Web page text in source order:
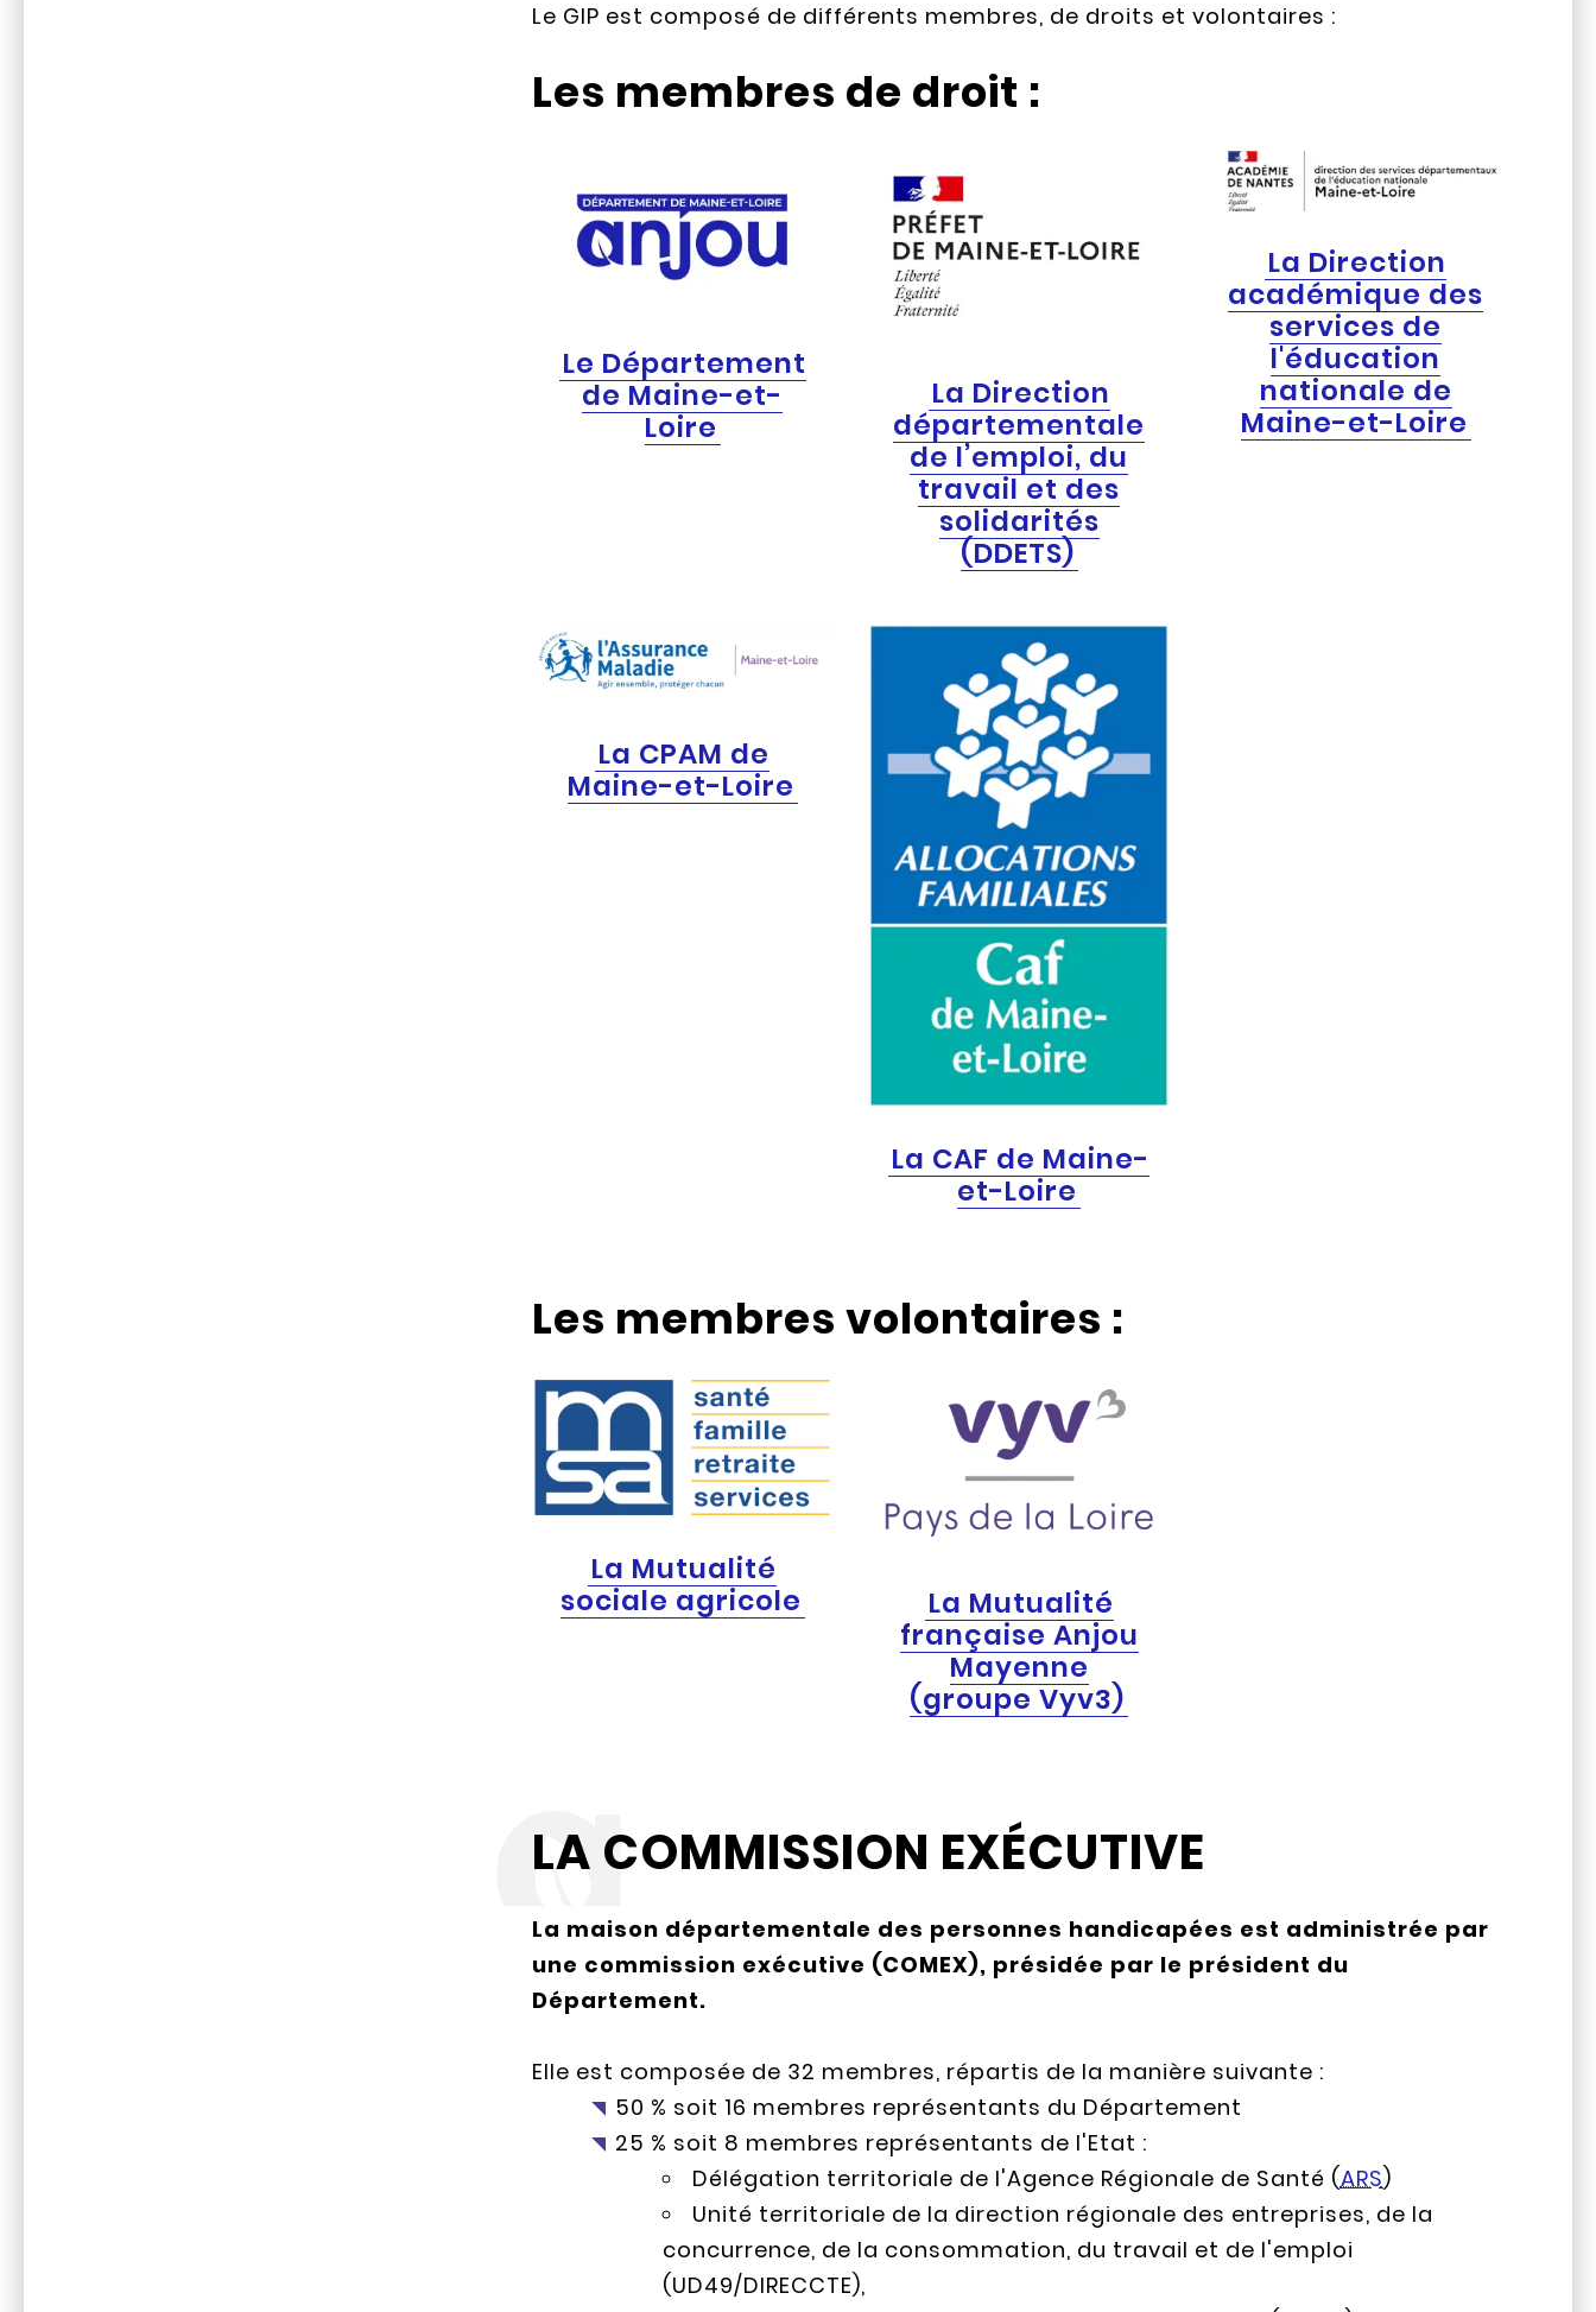
Le GIP est composé de différents membres, de droits et volontaires :
Les membres de droit :
Le Département
de Maine-et-
Loire
La Direction
départementale
de l’emploi, du
travail et des
solidarités
(DDETS)
La Direction
académique des
services de
l'éducation
nationale de
Maine-et-Loire
La CPAM de
Maine-et-Loire
La CAF de Maine-
et-Loire
Les membres volontaires :
La Mutualité
sociale agricole
La Mutualité
française Anjou
Mayenne
(groupe Vyv3)
LA COMMISSION EXÉCUTIVE
La maison départementale des personnes handicapées est administrée par
une commission exécutive (COMEX), présidée par le président du
Département.
Elle est composée de 32 membres, répartis de la manière suivante :
50 % soit 16 membres représentants du Département
25 % soit 8 membres représentants de l'Etat :
Délégation territoriale de l'Agence Régionale de Santé (ARS)
Unité territoriale de la direction régionale des entreprises, de la
concurrence, de la consommation, du travail et de l'emploi
(UD49/DIRECCTE),